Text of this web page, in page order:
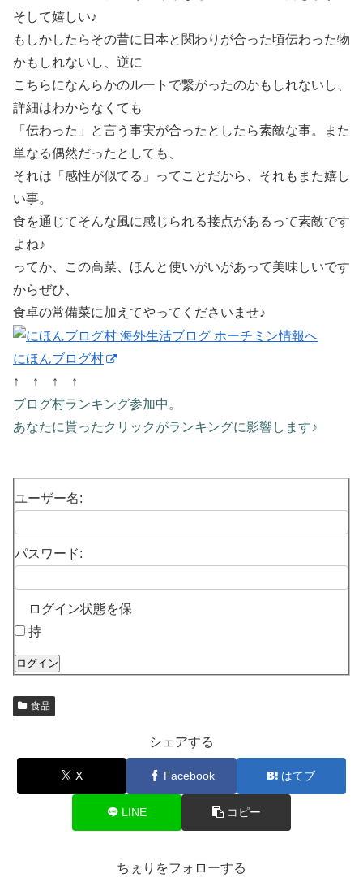
そして嬉しい♪
もしかしたらその昔に日本と関わりが合った頃伝わった物
かもしれないし、逆に
こちらになんらかのルートで繋がったのかもしれないし、
詳細はわからなくても
「伝わった」と言う事実が合ったとしたら素敵な事。また
単なる偶然だったとしても、
それは「感性が似てる」ってことだから、それもまた嬉し
い事。
食を通じてそんな風に感じられる接点があるって素敵です
よね♪
ってか、この高菜、ほんと使いがいがあって美味しいです
からぜひ、
食卓の常備菜に加えてやってくださいませ♪
にほんブログ村
↑ ↑ ↑ ↑
ブログ村ランキング参加中。
あなたに貰ったクリックがランキングに影響します♪
ユーザー名:
パスワード:
ログイン状態を保
持
ログイン
食品
シェアする
X Facebook はてブ
LINE コピー
ちぇりをフォローする